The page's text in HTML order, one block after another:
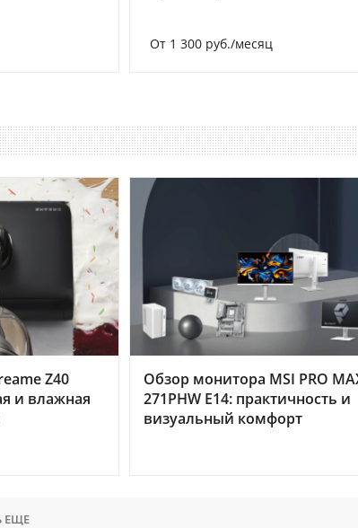
От 1 300 руб./месяц
Z40
и влажная
Обзор монитора MSI PRO
271PHW E14: практичность и
визуальный комфорт
ЕЩЕ